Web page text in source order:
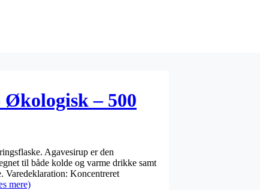
– 500
Agavesirup er den
til både kolde og varme drikke samt
Varedeklaration: Koncentreret
mere)